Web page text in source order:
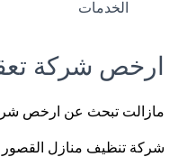
الخدمات
ارخص شركة
مازالت تبحث عن ارخص
شركة تنظيف منازل